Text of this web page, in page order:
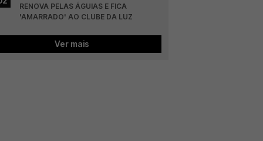
RENOVA PELAS ÁGUIAS E FICA
'AMARRADO' AO CLUBE DA LUZ
Ver mais